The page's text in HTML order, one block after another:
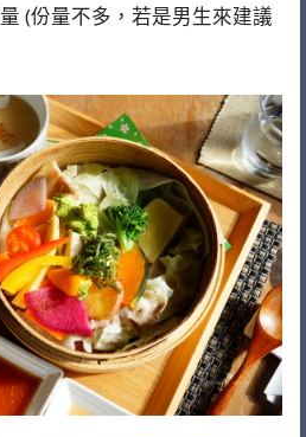
(份量不多，若是男生來建議